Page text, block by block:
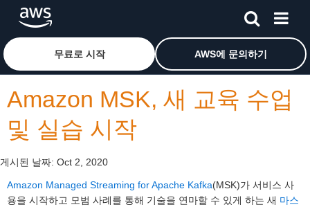
메인 콘텐츠로 건너뛰기Amazon Web Services 홈 페이지로 돌아가려면 여기를 클
무료로 시작 AWS에 문의하기
Amazon MSK, 새 교육 수업
및 실습 시작
게시된 날짜: Oct 2, 2020
Amazon Managed Streaming for Apache Kafka(MSK)가 서비스 사
용을 시작하고 모범 사례를 통해 기술을 연마할 수 있게 하는 새 마스